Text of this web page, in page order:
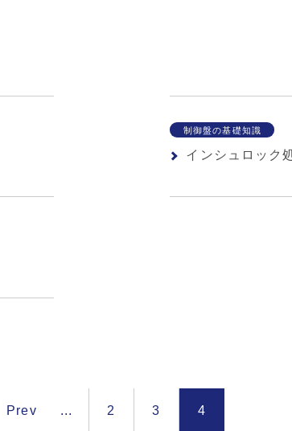
制御盤の基礎知識
インシュロック
Prev ... 2 3 4